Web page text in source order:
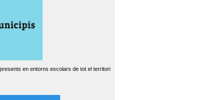
en entorns escolars de tot el territori